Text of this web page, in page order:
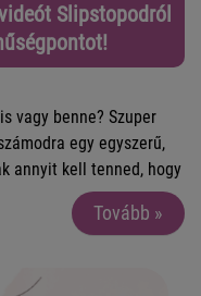
Slipstopodról
vagy benne? Szuper
egy egyszerű,
annyit kell tenned, hogy
darabjaidról, cserébe
Nézzük a
Tovább »